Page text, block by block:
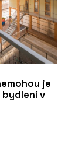
je
bydlení v